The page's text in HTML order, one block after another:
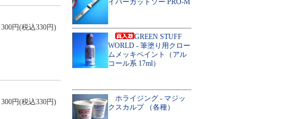
300円(税込330円)
300円(税込330円)
イパーカットソー PRO-M
GREEN STUFF
WORLD - 筆塗り用クロー
ムメッキペイント（アル
コール系 17ml）
ホライジング - マジッ
クスカルプ （各種）